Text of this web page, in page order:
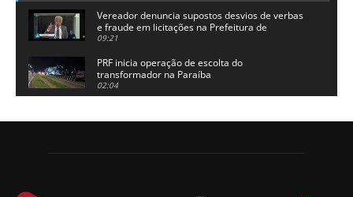
Vereador denuncia supostos desvios de verbas
e fraude em licitações na Prefeitura de
Alhandra
09:21
PRF inicia operação de escolta do
transformador na Paraíba
02:04
candidatura a governador da Paraíba
Chapa dos sonhos: Cícero agradece a Galdino,